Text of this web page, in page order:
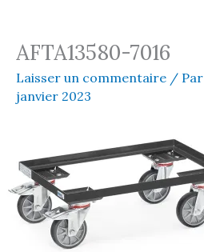
AFTA13580-7016
Laisser un commentaire / Par
janvier 2023